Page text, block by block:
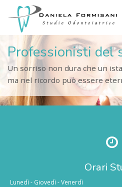
Professionisti del
Un sorriso non dura che un
ma nel ricordo può essere
Orari
Lunedì - Giovedì - Venerdì